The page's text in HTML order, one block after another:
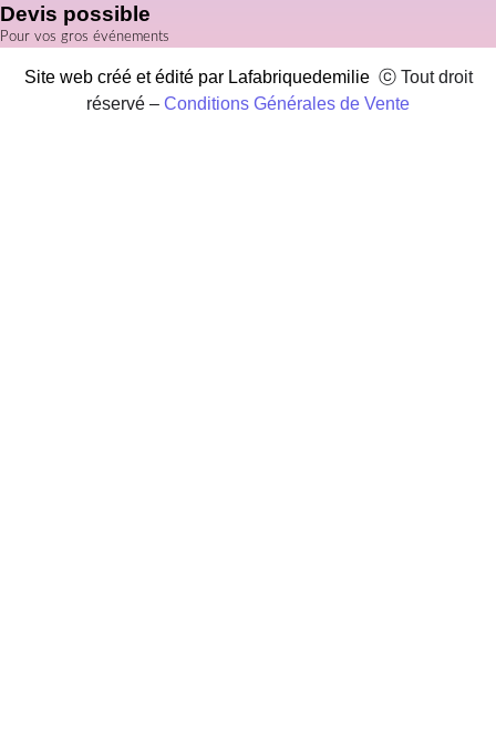
Devis possible
Pour vos gros événements
Site web créé et édité par Lafabriquedemilie ⓒ Tout droit
réservé – Conditions Générales de Vente